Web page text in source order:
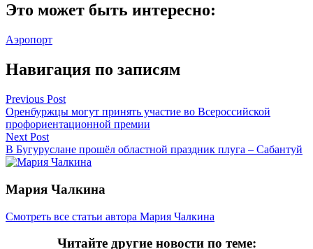
Это может быть интересно:
Аэропорт
Навигация по записям
Previous Post
Оренбуржцы могут принять участие во Всероссийской
профориентационной премии
Next Post
В Бугуруслане прошёл областной праздник плуга – Сабантуй
Мария Чалкина
Смотреть все статьи автора Мария Чалкина
Читайте другие новости по теме: